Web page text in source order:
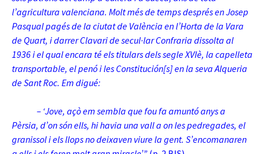
l’agricultura valenciana. Molt més de temps després en Josep
Pasqual pagés de la ciutat de València en l’Horta de la Vara
de Quart, i darrer Clavari de secul·lar Confraria dissolta al
1936 i el qual encara té els titulars dels segle XVIè, la capelleta
transportable, el penó i les Constitución[s] en la seva Alqueria
de Sant Roc. Em digué:
– ‘Jove, açò em sembla que fou fa amuntó anys a
Pèrsia, d’on són ells, hi havia una vall a on les pedregades, el
granissol i els llops no deixaven viure la gent. S’encomanaren